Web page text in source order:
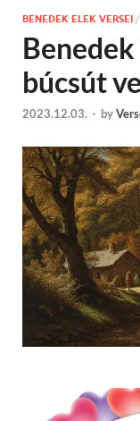
BENEDEK ELEK VERSEI /
búcsút
2023.12.03. - by